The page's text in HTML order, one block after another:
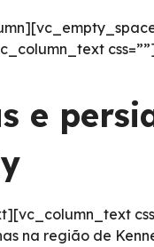
e
na região de